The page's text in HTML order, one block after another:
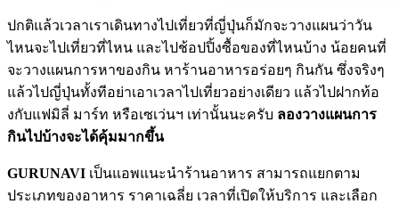
ปกติแล้วเวลาเราเดินทางไปเที่ยวที่ญี่ปุ่นก็มักจะวางแผนว่าวัน
ไหนจะไปเที่ยวที่ไหน และไปช้อปปิ้งซื้อของที่ไหนบ้าง น้อยคนที่
จะวางแผนการหาของกิน หาร้านอาหารอร่อยๆ กินกัน ซึ่งจริงๆ
แล้วไปญี่ปุ่นทั้งทีอย่าเอาเวลาไปเที่ยวอย่างเดียว แล้วไปฝากท้อ
งกับแฟมิลี่ มาร์ท หรือเซเว่นฯ เท่านั้นนะครับ ลองวางแผนการ
กินไปบ้างจะได้คุ้มมากขึ้น
GURUNAVI เป็นแอพแนะนำร้านอาหาร สามารถแยกตาม
ประเภทของอาหาร ราคาเฉลี่ย เวลาที่เปิดให้บริการ และเลือก